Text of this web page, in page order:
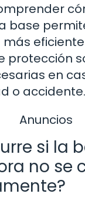
base
protección
en
o accidente.
Anuncios
si la
no se